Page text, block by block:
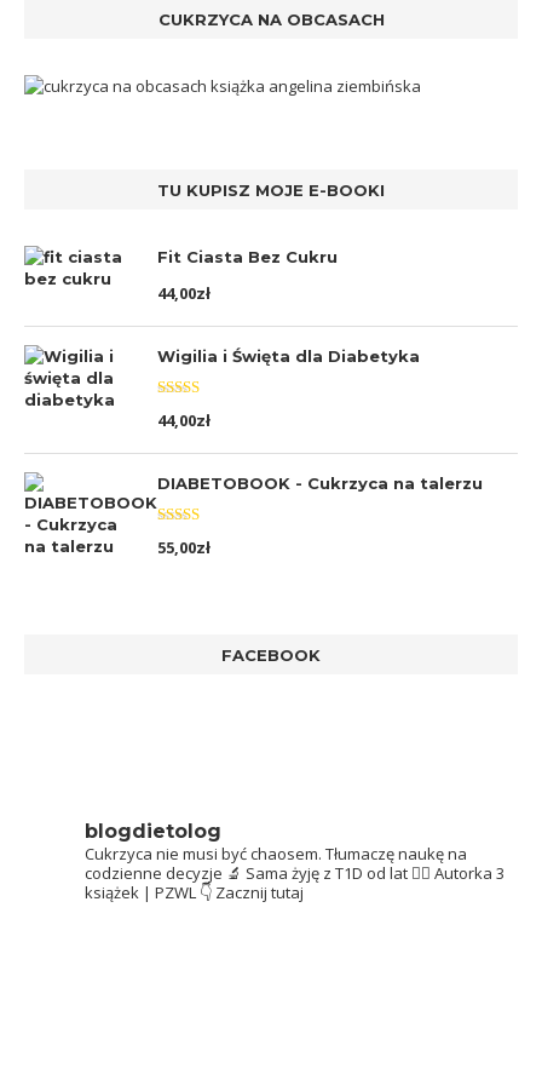
CUKRZYCA NA OBCASACH
TU KUPISZ MOJE E-BOOKI
Fit Ciasta Bez Cukru
44,00zł
Wigilia i Święta dla Diabetyka
Oceniono
5.00na 5
44,00zł
DIABETOBOOK - Cukrzyca na talerzu
Oceniono
5.00na 5
55,00zł
FACEBOOK
blogdietolog
Cukrzyca nie musi być chaosem. Tłumaczę naukę na
codzienne decyzje 🔬 Sama żyję z T1D od lat 👩‍⚕️ Autorka 3
książek | PZWL 👇 Zacznij tutaj